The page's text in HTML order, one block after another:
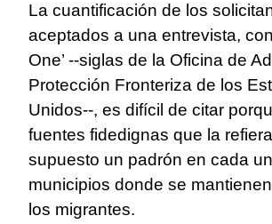
La cuantificación de los
aceptados a una entrevista,
One’ --siglas de la Oficina de
Protección Fronteriza de los
Unidos--, es difícil de citar
fuentes fidedignas que la
supuesto un padrón en cada
municipios donde se
los migrantes.